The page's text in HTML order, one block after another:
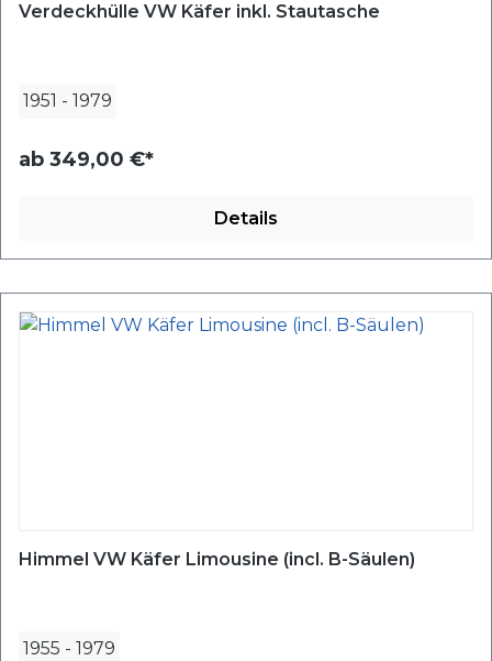
Verdeckhülle VW Käfer inkl. Stautasche
1951 - 1979
ab 349,00 €*
Details
Himmel VW Käfer Limousine (incl. B-Säulen)
1955 - 1979